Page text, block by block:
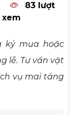
83 lượt
xem
ký mua hoặc
lễ. Tư vấn vật
vụ mai táng